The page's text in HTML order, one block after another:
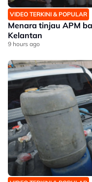
VIDEO TERKINI & POPULAR
Menara tinjau APM
Kelantan
9 hours ago